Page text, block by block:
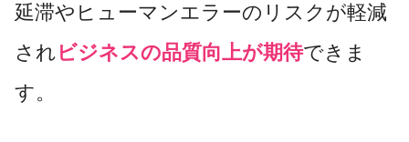
延滞やヒューマンエラーのリスクが軽減
され ビジネスの品質向上が期待できま
す。